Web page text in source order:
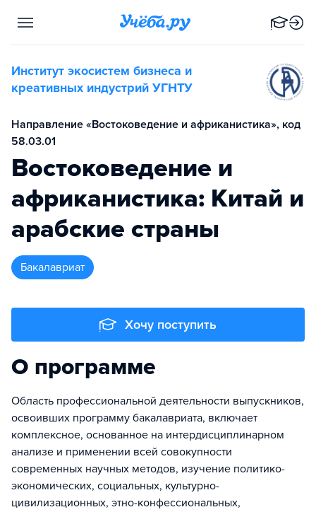
Институт экосистем бизнеса и
креативных индустрий УГНТУ
Направление «Востоковедение и африканистика», код
58.03.01
Востоковедение и
африканистика: Китай и
арабские страны
бакалавриат
Хочу поступить
О программе
Область профессиональной деятельности выпускников,
освоивших программу бакалавриата, включает
комплексное, основанное на интердисциплинарном
анализе и применении всей совокупности
современных научных методов, изучение политико-
экономических, социальных, культурно-
цивилизационных, этно-конфессиональных,